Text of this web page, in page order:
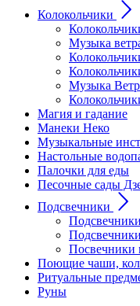
Колокольчики
Музыка
Музыка
Магия и гадание
Манеки Неко
Музыкальные
Настольные
Палочки для еды
Песочные сады
Подсвечники
Посвечники
Поющие чаши,
Ритуальные
Руны